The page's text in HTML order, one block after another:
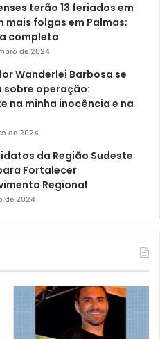
terão 13 feriados em
mais folgas em Palmas;
completa
de 2024
Wanderlei Barbosa se
sobre operação:
na minha inocência e na
de 2024
da Região Sudeste
Fortalecer
Regional
de 2024